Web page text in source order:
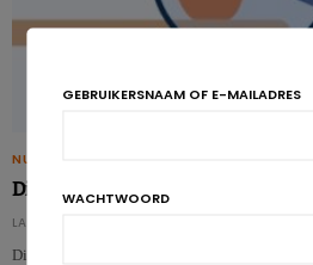
NUTRIGRAPHICS
Diabetes en voeding:
LA RÉDACTION - DE REDACTIE
Diabetes is een van de chronische ziekten
GEBRUIKERSNAAM OF E-MAILADRES
WACHTWOORD